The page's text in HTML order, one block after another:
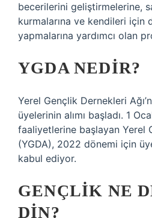
becerilerini geliştirmelerine,
kurmalarına ve kendileri için
yapmalarına yardımcı olan
YGDA NEDIR?
Yerel Gençlik Dernekleri
üyelerinin alımı başladı. 1
faaliyetlerine başlayan Yerel
(YGDA), 2022 dönemi için
kabul ediyor.
GENÇLIK NE
DIN?